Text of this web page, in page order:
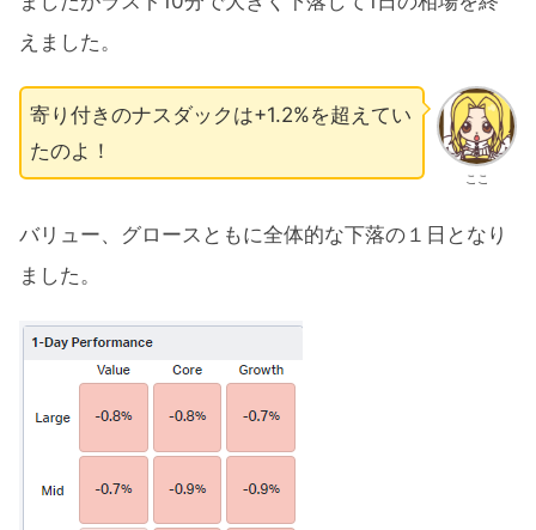
えました。
ここ
寄り付きのナスダックは+1.2%を超えてい
たのよ！
バリュー、グロースともに全体的な下落の１日となり
ました。